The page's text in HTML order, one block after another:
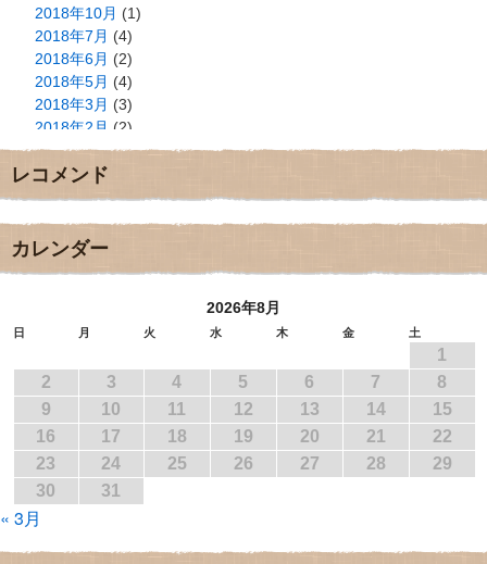
2018年10月 (1)
2018年7月 (4)
2018年6月 (2)
2018年5月 (4)
2018年3月 (3)
2018年2月 (2)
2018年1月(2)
2017年12月
2017年11月(3)
2017年9月
2017年8月
2017年5月
2017年3月(1)
2017年2月(1)
2017年1月(2)
2016年12月(4)
2016年11月(3)
2016年10月(1)
2016年9月
レコメンド
カレンダー
2026年8月
日 月 火 水 木 金 土
1
2
3 4 5 6 7
8
9
10 11 12 13 14
15
16
17 18 19 20 21
22
23
24 25 26 27 28
29
30
31
« 3月